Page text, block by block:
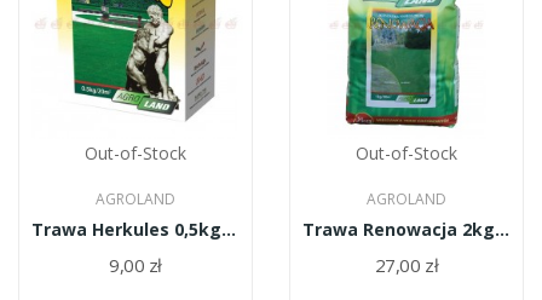
Out-of-Stock
AGROLAND
Trawa Herkules 0,5kg/PL010/61/11334/37/A
9,00 zł
Out-of-Stock
AGROLAND
Trawa Renowacja 2kg/PL010/61/11334/34/A
27,00 zł